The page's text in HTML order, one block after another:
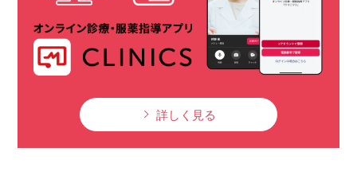
詳しく見る